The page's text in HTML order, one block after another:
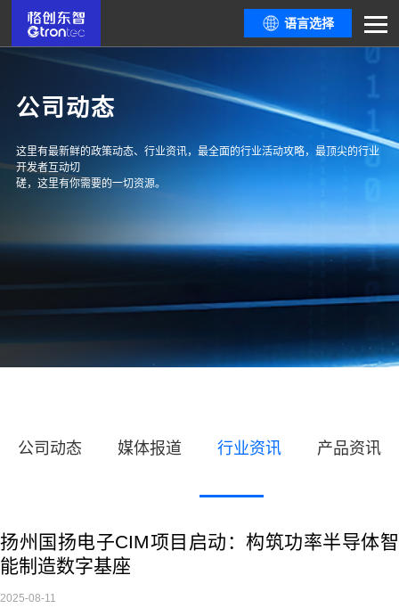
语言选择
公司动态
这里有最新鲜的政策动态、行业资讯，最全面的行业活动攻略，最顶尖的行业
开发者互动切
磋，这里有你需要的一切资源。
公司动态 媒体报道 行业资讯 产品资讯
扬州国扬电子CIM项目启动：构筑功率半导体智
能制造数字基座
2025-08-11